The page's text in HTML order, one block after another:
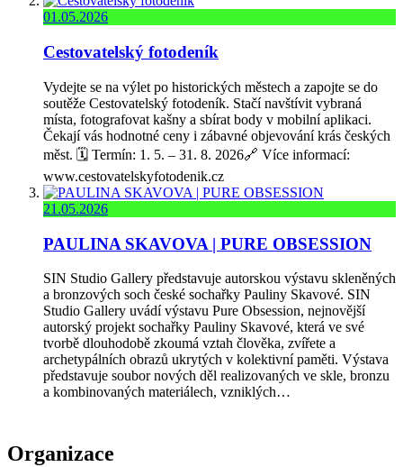
01.05.2026
Cestovatelský fotodeník
Vydejte se na výlet po historických městech a zapojte se do
soutěže Cestovatelský fotodeník. Stačí navštívit vybraná
místa, fotografovat kašny a sbírat body v mobilní aplikaci.
Čekají vás hodnotné ceny i zábavné objevování krás českých
měst. 🗓️ Termín: 1. 5. – 31. 8. 2026🔗 Více informací:
www.cestovatelskyfotodenik.cz
21.05.2026
PAULINA SKAVOVA | PURE OBSESSION
SIN Studio Gallery představuje autorskou výstavu skleněných
a bronzových soch české sochařky Pauliny Skavové. SIN
Studio Gallery uvádí výstavu Pure Obsession, nejnovější
autorský projekt sochařky Pauliny Skavové, která ve své
tvorbě dlouhodobě zkoumá vztah člověka, zvířete a
archetypálních obrazů ukrytých v kolektivní paměti. Výstava
představuje soubor nových děl realizovaných ve skle, bronzu
a kombinovaných materiálech, vzniklých…
Organizace